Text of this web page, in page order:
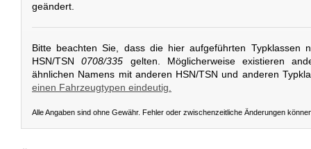
geändert.
Bitte beachten Sie, dass die hier aufgeführten Typklassen
HSN/TSN0708/335 gelten. Möglicherweise existieren
ähnlichen Namens mit anderen HSN/TSN und anderen
einen Fahrzeugtypen eindeutig.
Alle Angaben sind ohne Gewähr. Fehler oder zwischenzeitliche Änderungen